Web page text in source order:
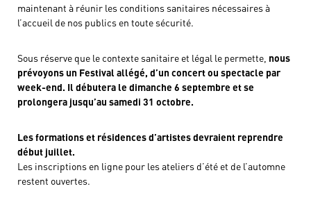
maintenant à réunir les conditions sanitaires nécessaires à
l’accueil de nos publics en toute sécurité.
Sous réserve que le contexte sanitaire et légal le permette, nous
prévoyons un Festival allégé, d’un concert ou spectacle par
week-end. Il débutera le dimanche 6 septembre et se
prolongera jusqu’au samedi 31 octobre.
Les formations et résidences d’artistes devraient reprendre
début juillet.
Les inscriptions en ligne pour les ateliers d’été et de l’automne
restent ouvertes.